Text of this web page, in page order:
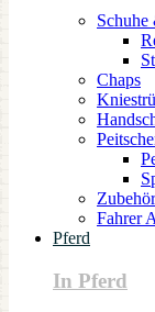
Schuhe
Chaps
Zubehör
Fahrer
Pferd
In Pferd